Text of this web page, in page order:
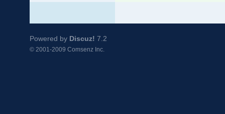
Powered by Discuz! 7.2
© 2001-2009 Comsenz Inc.